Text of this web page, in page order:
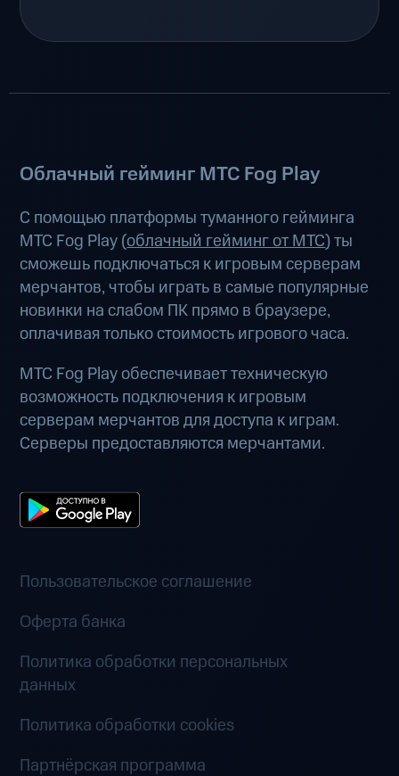
Облачный гейминг МТС Fog Play
С помощью платформы туманного гейминга
МТС Fog Play (облачный гейминг от МТС) ты
сможешь подключаться к игровым серверам
мерчантов, чтобы играть в самые популярные
новинки на слабом ПК прямо в браузере,
оплачивая только стоимость игрового часа.
МТС Fog Play обеспечивает техническую
возможность подключения к игровым
серверам мерчантов для доступа к играм.
Серверы предоставляются мерчантами.
Пользовательское соглашение
Оферта банка
Политика обработки персональных
данных
Политика обработки cookies
Партнёрская программа